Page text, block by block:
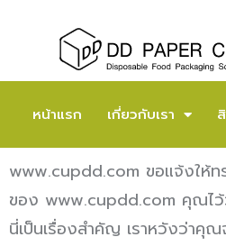
หน้าแรก เกี่ยวกับเรา
www.cupdd.com ขอแจ้งให้ท
ของ www.cupdd.com คุณไว้ว
นี่เป็นเรื่องสำคัญ เราหวังว่าคุณ